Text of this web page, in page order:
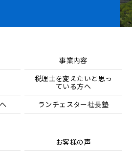
事業内容
税理士を変えたいと思っ
ている方へ
ランチェスター社長塾
お客様の声